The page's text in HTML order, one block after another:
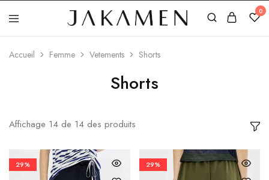
Jakamen
Algérie
0
Accueil Femme Vetements Shorts
Shorts
Affichage 14 de 14 des produits
29% 29%